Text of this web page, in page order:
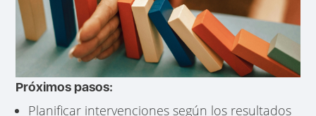
Próximos pasos:
Planificar intervenciones según los resultados